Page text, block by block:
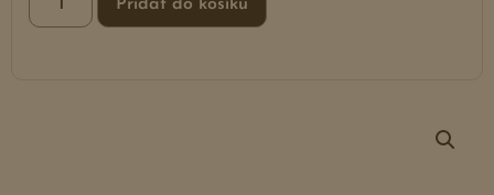
Přidat do košíku